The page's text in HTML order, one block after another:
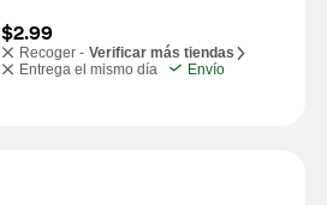
$2.99
Recoger - Verificar más tiendas
Entrega el mismo día
Envío